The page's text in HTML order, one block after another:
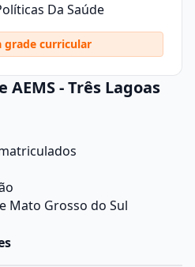
Da Saúde
grade curricular
- Três Lagoas
Mato Grosso do Sul